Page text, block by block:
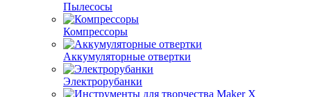
Пылесосы
Компрессоры
Аккумуляторные отвертки
Электрорубанки